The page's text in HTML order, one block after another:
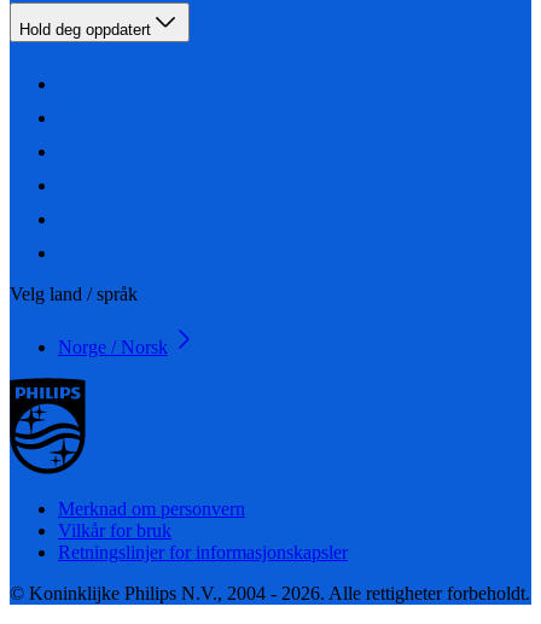
Hold deg oppdatert
Velg land / språk
Norge / Norsk
Merknad om personvern
Vilkår for bruk
Retningslinjer for informasjonskapsler
© Koninklijke Philips N.V., 2004 - 2026. Alle rettigheter forbeholdt.